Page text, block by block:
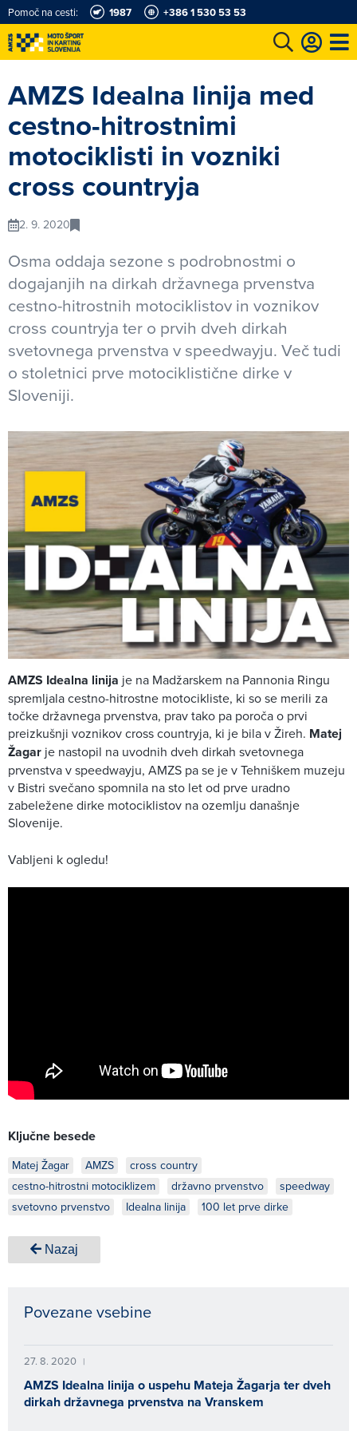
Pomoč na cesti: 1987 +386 1 530 53 53
AMZS Idealna linija med
cestno-hitrostnimi
motociklisti in vozniki
cross countryja
2. 9. 2020
Osma oddaja sezone s podrobnostmi o
dogajanjih na dirkah državnega prvenstva
cestno-hitrostnih motociklistov in voznikov
cross countryja ter o prvih dveh dirkah
svetovnega prvenstva v speedwayju. Več tudi
o stoletnici prve motociklistične dirke v
Sloveniji.
AMZS Idealna linija je na Madžarskem na Pannonia Ringu
spremljala cestno-hitrostne motocikliste, ki so se merili za
točke državnega prvenstva, prav tako pa poroča o prvi
preizkušnji voznikov cross countryja, ki je bila v Žireh. Matej
Žagar je nastopil na uvodnih dveh dirkah svetovnega
prvenstva v speedwayju, AMZS pa se je v Tehniškem muzeju
v Bistri svečano spomnila na sto let od prve uradno
zabeležene dirke motociklistov na ozemlju današnje
Slovenije.
Vabljeni k ogledu!
Ključne besede
Matej Žagar AMZS
cross country
cestno-hitrostni motociklizem
državno prvenstvo
speedway
svetovno prvenstvo
Idealna linija 100 let prve dirke
Nazaj
Povezane vsebine
27. 8. 2020 |
AMZS Idealna linija o uspehu Mateja Žagarja ter dveh
dirkah državnega prvenstva na Vranskem